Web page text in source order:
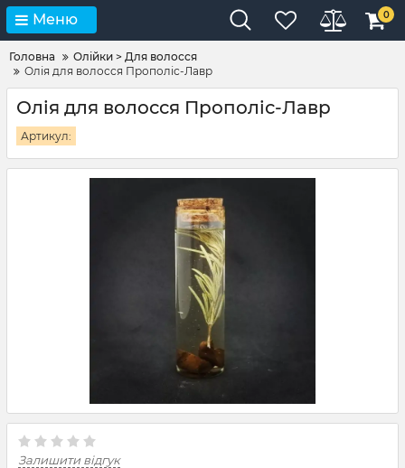
Меню 0
Головна
Олійки > Для волосся
Олія для волосся Прополіс-Лавр
Олія для волосся Прополіс-Лавр
Артикул:
Залишити відгук